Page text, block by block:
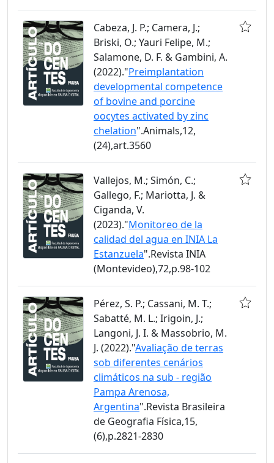
Cabeza, J. P.; Camera, J.;
Briski, O.; Yauri Felipe, M.;
Salamone, D. F. & Gambini, A.
(2022)."Preimplantation
developmental competence
of bovine and porcine
oocytes activated by zinc
chelation".Animals,12,
(24),art.3560
Vallejos, M.; Simón, C.;
Gallego, F.; Mariotta, J. &
Ciganda, V.
(2023)."Monitoreo de la
calidad del agua en INIA La
Estanzuela".Revista INIA
(Montevideo),72,p.98-102
Pérez, S. P.; Cassani, M. T.;
Sabatté, M. L.; Irigoin, J.;
Langoni, J. I. & Massobrio, M.
J. (2022)."Avaliação de terras
sob diferentes cenários
climáticos na sub - região
Pampa Arenosa,
Argentina".Revista Brasileira
de Geografia Física,15,
(6),p.2821-2830